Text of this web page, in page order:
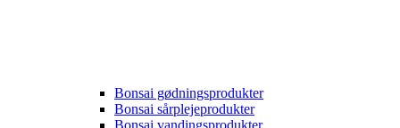
Bonsai gødningsprodukter
Bonsai sårplejeprodukter